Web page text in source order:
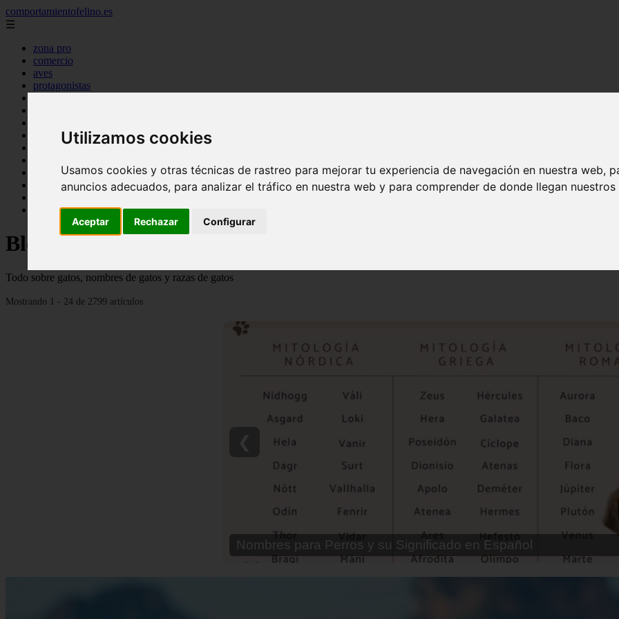
Utilizamos cookies
Usamos cookies y otras técnicas de rastreo para mejorar tu experiencia de navegación en nuestra web,
anuncios adecuados, para analizar el tráfico en nuestra web y para comprender de donde llegan
Aceptar Rechazar Configurar
comportamientofelino.es
☰
zona pro
comercio
aves
protagonistas
articulos
canal tv
novedades
tablon de anuncios
zona pro
Blog sobre gatos
Todo sobre gatos, nombres de gatos y razas de gatos
Mostrando 1 - 24 de 2799 artículos
Nombres para Perros Machos con Manchas Negras